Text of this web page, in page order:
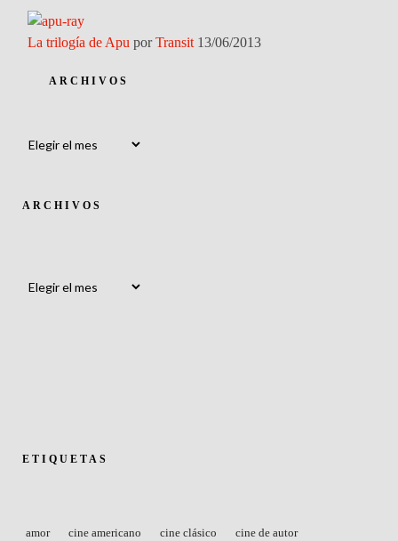
La trilogía de Apu porTransit 13/06/2013
ARCHIVOS
ARCHIVOS
ETIQUETAS
amor cine americano cine clásico
cine de autor